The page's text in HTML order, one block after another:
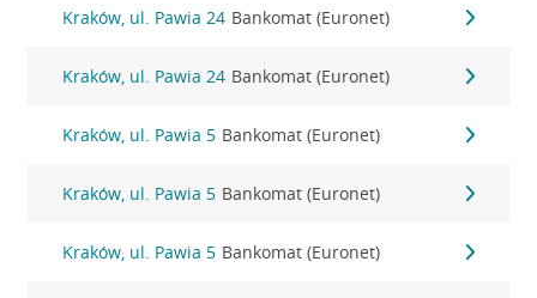
Kraków, ul. Pawia 24 Bankomat (Euronet)
Kraków, ul. Pawia 24 Bankomat (Euronet)
Kraków, ul. Pawia 5 Bankomat (Euronet)
Kraków, ul. Pawia 5 Bankomat (Euronet)
Kraków, ul. Pawia 5 Bankomat (Euronet)